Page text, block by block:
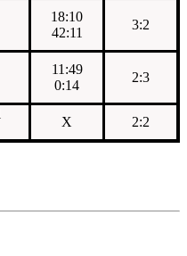
18:10
42:11
3:2
11:49
0:14
2:3
X 2:2